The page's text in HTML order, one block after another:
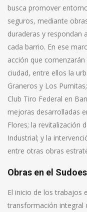
busca promover
seguros, mediante
duraderas y respondan
cada barrio. En ese
acción que
ciudad, entre ellos la
Graneros y Los
Club Tiro Federal en
mejoras desarrolladas
Flores; la revitalización
Industrial; y la
entre otras obras
Obras en el
El inicio de los trabajos
transformación integral